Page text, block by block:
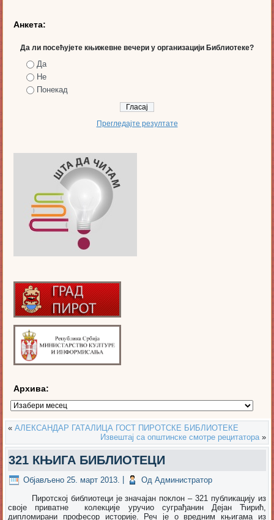
Анкета:
Да ли посећујете књижевне вечери у организацији Библиотеке?
Да
Не
Понекад
Прегледајте резултате
Архива:
Архива:
«АЛЕКСАНДАР ГАТАЛИЦА ГОСТ ПИРОТСКЕ БИБЛИОТЕКЕ
Извештај са општинске смотре рецитатора»
321 КЊИГА БИБЛИОТЕЦИ
Објављено 25. март 2013. Од Администратор
Пиротској библиотеци је значајан поклон – 321 публикацију из
своје приватне колекције уручио суграђанин Дејан Ћирић,
дипломирани професор историје. Реч је о вредним књигама из